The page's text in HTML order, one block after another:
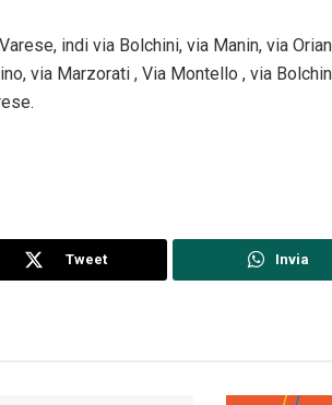
indi via Bolchini, via Manin, via
via Marzorati , Via Montello , via
Tweet Invia